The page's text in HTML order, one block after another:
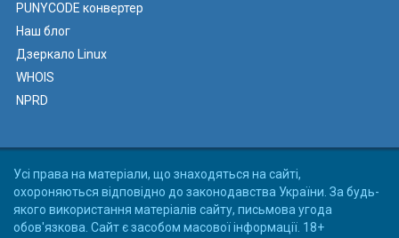
PUNYCODE конвертер
Наш блог
Дзеркало Linux
WHOIS
NPRD
Усі права на матеріали, що знаходяться на сайті,
охороняються відповідно до законодавства України. За будь-
якого використання матеріалів сайту, письмова угода
обов'язкова. Сайт є засобом масової інформації. 18+